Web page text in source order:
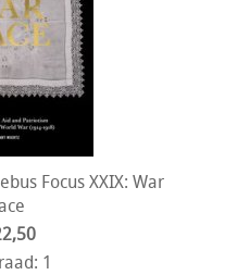
Focus XXIX: War
1